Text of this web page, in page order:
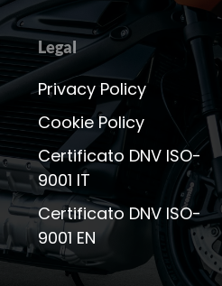
Legal
Privacy Policy
Cookie Policy
Certificato DNV ISO-
9001 IT
Certificato DNV ISO-
9001 EN